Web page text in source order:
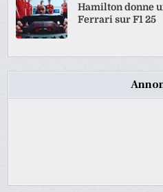
Hamilton donne
Ferrari sur F1 25